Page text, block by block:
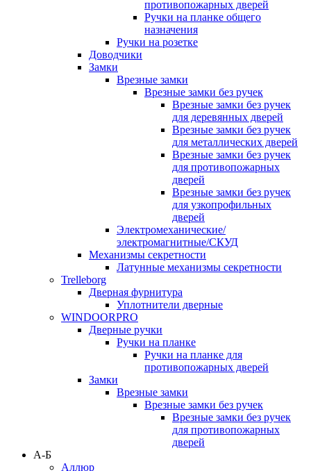
противопожарных дверей
Ручки на планке общего
назначения
Ручки на розетке
Доводчики
Замки
Врезные замки
Врезные замки без ручек
Врезные замки без ручек
для деревянных дверей
Врезные замки без ручек
для металлических дверей
Врезные замки без ручек
для противопожарных
дверей
Врезные замки без ручек
для узкопрофильных
дверей
Электромеханические/
электромагнитные/СКУД
Механизмы секретности
Латунные механизмы секретности
Trelleborg
Дверная фурнитура
Уплотнители дверные
WINDOORPRO
Дверные ручки
Ручки на планке
Ручки на планке для
противопожарных дверей
Замки
Врезные замки
Врезные замки без ручек
Врезные замки без ручек
для противопожарных
дверей
А-Б
Аллюр